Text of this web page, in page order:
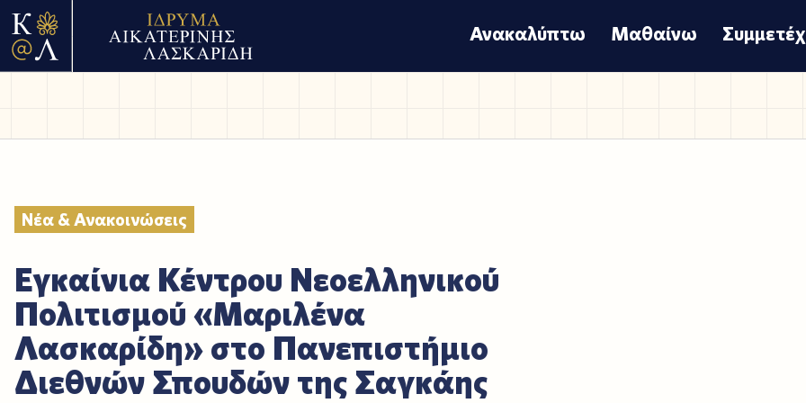
Ανακαλύπτω Μαθαίνω
Νέα & Ανακοινώσεις
Εγκαίνια Κέντρου Νεοελληνικού
Πολιτισμού «Μαριλένα
Λασκαρίδη» στο Πανεπιστήμιο
Διεθνών Σπουδών της Σαγκάης